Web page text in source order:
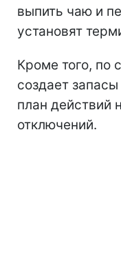
выпить чаю и
установят
Кроме того, по
создает
план действий
отключений.